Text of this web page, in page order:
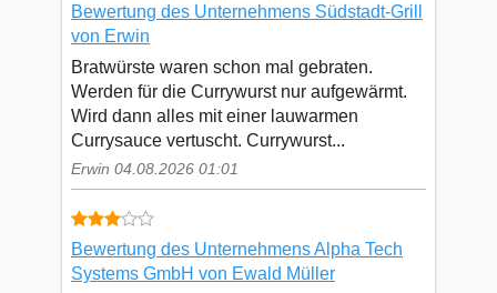
Bewertung des Unternehmens Südstadt-Grill
von Erwin
Bratwürste waren schon mal gebraten.
Werden für die Currywurst nur aufgewärmt.
Wird dann alles mit einer lauwarmen
Currysauce vertuscht. Currywurst...
Erwin 04.08.2026 01:01
Bewertung des Unternehmens Alpha Tech
Systems GmbH von Ewald Müller